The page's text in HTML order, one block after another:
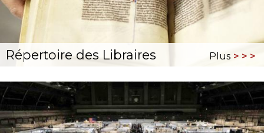
Répertoire des Libraires Plus